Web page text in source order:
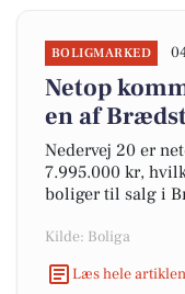
BOLIGMARKED
Netop
en af
Nedervej 20 er
7.995.000 kr,
boliger til salg i
Kilde: Boliga
Læs hele